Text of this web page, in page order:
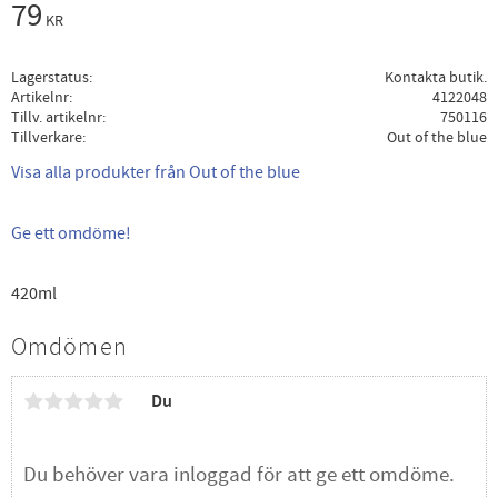
79 KR
Lagerstatus
Kontakta butik.
Artikelnr
4122048
Tillv. artikelnr
750116
Tillverkare
Out of the blue
Visa alla produkter från Out of the blue
Ge ett omdöme!
420ml
Omdömen
Du